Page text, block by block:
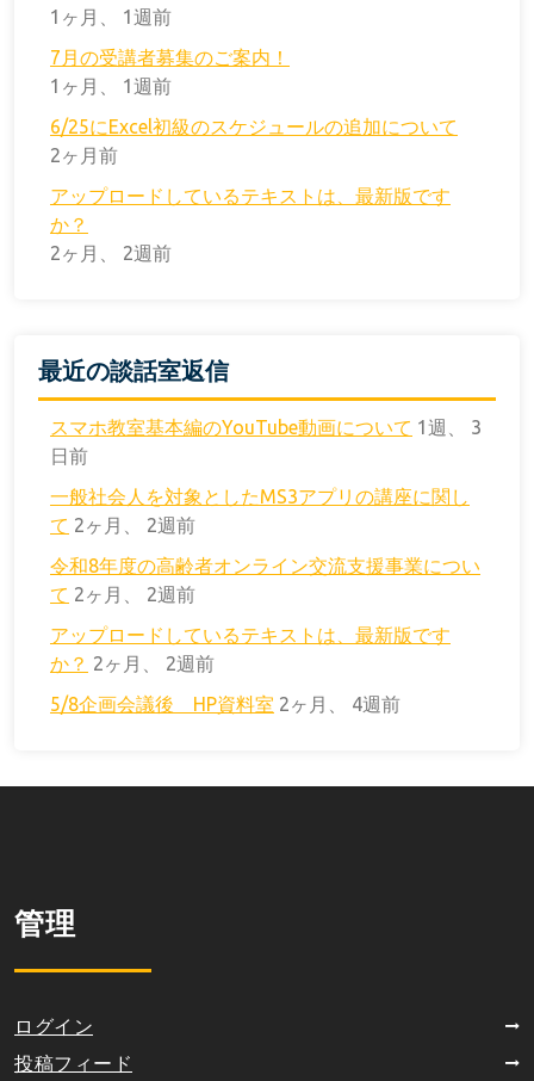
1ヶ月、 1週前
7月の受講者募集のご案内！
1ヶ月、 1週前
6/25にExcel初級のスケジュールの追加について
2ヶ月前
アップロードしているテキストは、最新版です
か？
2ヶ月、 2週前
最近の談話室返信
スマホ教室基本編のYouTube動画について 1週、 3
日前
一般社会人を対象としたMS3アプリの講座に関し
て 2ヶ月、 2週前
令和8年度の高齢者オンライン交流支援事業につい
て 2ヶ月、 2週前
アップロードしているテキストは、最新版です
か？ 2ヶ月、 2週前
5/8企画会議後 HP資料室 2ヶ月、 4週前
管理
ログイン
投稿フィード